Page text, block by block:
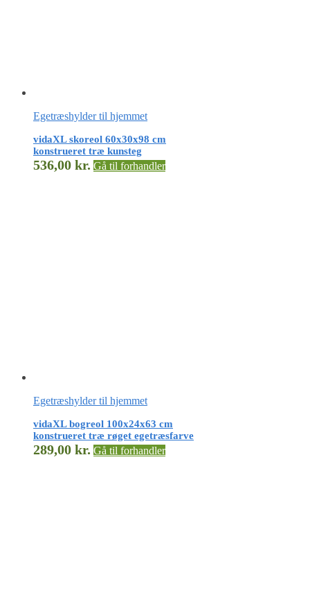
Egetræshylder til hjemmet
vidaXL skoreol 60x30x98 cm
konstrueret træ kunsteg
536,00 kr. Gå til forhandler
Egetræshylder til hjemmet
vidaXL bogreol 100x24x63 cm
konstrueret træ røget egetræsfarve
289,00 kr. Gå til forhandler